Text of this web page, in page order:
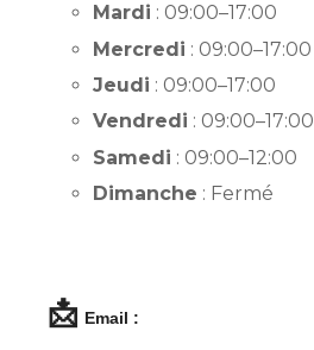
Mardi : 09:00–17:00
Mercredi : 09:00–17:00
Jeudi : 09:00–17:00
Vendredi : 09:00–17:00
Samedi : 09:00–12:00
Dimanche : Fermé
📩 Email :